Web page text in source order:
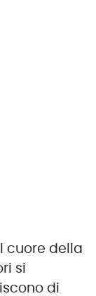
cuore della
si
di